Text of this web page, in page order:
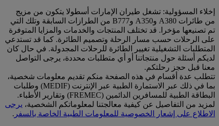
إخلاء المسؤولية: تشغل طيران الإمارات أسطولا يتكون من مزيج
من طائرات A380 وA350 وB777 من الطرازات السابقة وتلك التي
تم تصنيعها مؤخرا. قد تختلف المنتجات والخدمات والمزايا المتوفرة
على الرحلات حسب مسار الرحلة وتصميم الطائرة. كما قد تستدعي
المتطلبات التشغيلية تغيير الطائرة للرحلات المجدولة. في حال كان
لديكم أسئلة حول منتجاتنا أو أي متطلبات محددة، يرجى التواصل
معنا قبل حجز رحلتكم.
تتطلب عدة أقسام في هذه الصفحة منكم تقديم معلومات شخصية،
بما في ذلك عبر الاستمارة الطبية عبر الإنترنت (MEDIF) وطلبات
البطاقة الطبية للمسافرين الدائمين (FREMEC) وتقارير الأطباء.
لمزيد من التفاصيل عن كيفية معالجتنا لمعلوماتكم الشخصية، يرجى
الاطلاع على إشعار الخصوصية للمعلومات الطبية الخاصة بالسفر .